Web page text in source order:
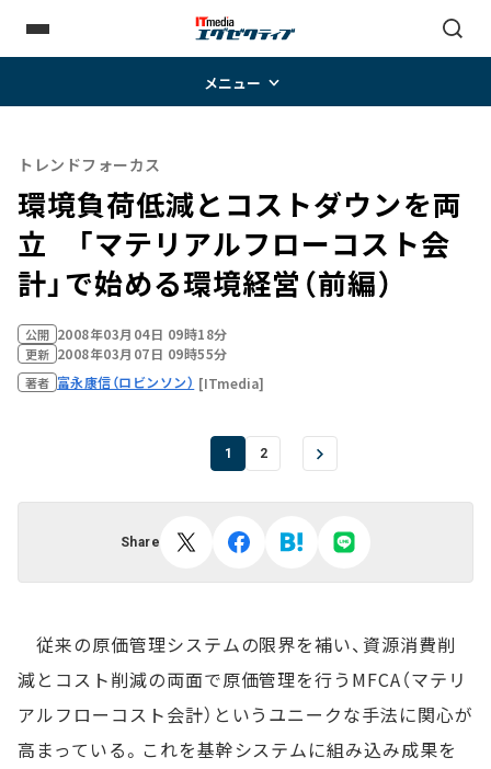
メニュー
トレンドフォーカス
環境負荷低減とコストダウンを両
立 「マテリアルフローコスト会
計」で始める環境経営（前編）
公開 2008年03月04日 09時18分
更新 2008年03月07日 09時55分
著者 富永康信（ロビンソン） [ITmedia]
1 2
Share
従来の原価管理システムの限界を補い、資源消費削
減とコスト削減の両面で原価管理を行うMFCA（マテリ
アルフローコスト会計）というユニークな手法に関心が
高まっている。これを基幹システムに組み込み成果を